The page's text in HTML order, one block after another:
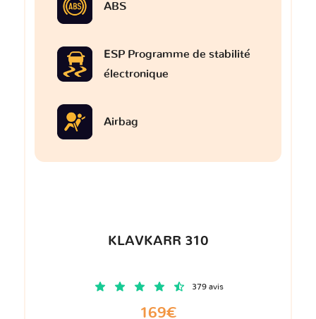
ABS
ESP Programme de stabilité
électronique
Airbag
KLAVKARR 310
379 avis
169€